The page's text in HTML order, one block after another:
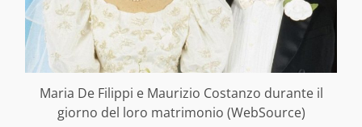
Maria De Filippi e Maurizio Costanzo durante il
giorno del loro matrimonio (WebSource)